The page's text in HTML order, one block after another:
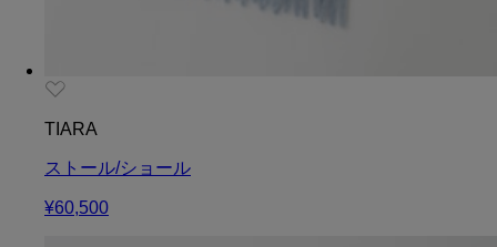
TIARA
ストール/ショール
¥60,500